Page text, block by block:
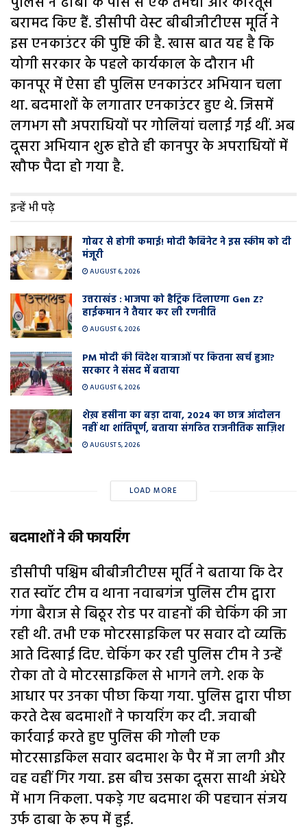
बरामद किए हैं. डीसीपी वेस्ट बीबीजीटीएस मूर्ति ने
इस एनकाउंटर की पुष्टि की है. खास बात यह है कि
योगी सरकार के पहले कार्यकाल के दौरान भी
कानपूर में ऐसा ही पुलिस एनकाउंटर अभियान चला
था. बदमाशों के लगातार एनकाउंटर हुए थे. जिसमें
लगभग सौ अपराधियों पर गोलियां चलाई गई थीं. अब
दूसरा अभियान शुरू होते ही कानपुर के अपराधियों में
खौफ पैदा हो गया है.
इन्हें भी पढ़े
गोबर से होगी कमाई! मोदी कैबिनेट ने इस स्कीम को दी
मंजूरी
AUGUST 6, 2026
उत्तराखंड : भाजपा को हैट्रिक दिलाएगा Gen Z?
हाईकमान ने तैयार कर ली रणनीति
AUGUST 6, 2026
PM मोदी की विदेश यात्राओं पर कितना खर्च हुआ?
सरकार ने संसद में बताया
AUGUST 6, 2026
शेख़ हसीना का बड़ा दावा, 2024 का छात्र आंदोलन
नहीं था शांतिपूर्ण, बताया संगठित राजनीतिक साज़िश
AUGUST 5, 2026
LOAD MORE
बदमाशों ने की फायरिंग
डीसीपी पश्चिम बीबीजीटीएस मूर्ति ने बताया कि देर
रात स्वॉट टीम व थाना नवाबगंज पुलिस टीम द्वारा
गंगा बैराज से बिठूर रोड पर वाहनों की चेकिंग की जा
रही थी. तभी एक मोटरसाइकिल पर सवार दो व्यक्ति
आते दिखाई दिए. चेकिंग कर रही पुलिस टीम ने उन्हें
रोका तो वे मोटरसाइकिल से भागने लगे. शक के
आधार पर उनका पीछा किया गया. पुलिस द्वारा पीछा
करते देख बदमाशों ने फायरिंग कर दी. जवाबी
कार्रवाई करते हुए पुलिस की गोली एक
मोटरसाइकिल सवार बदमाश के पैर में जा लगी और
वह वहीं गिर गया. इस बीच उसका दूसरा साथी अंधेरे
में भाग निकला. पकड़े गए बदमाश की पहचान संजय
उर्फ ढाबा के रूप में हुई.